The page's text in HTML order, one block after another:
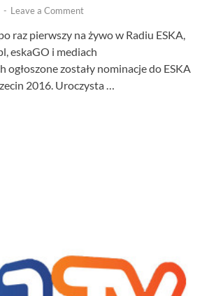
- Leave a Comment
raz pierwszy na żywo w Radiu ESKA,
eskaGO i mediach
ogłoszone zostały nominacje do ESKA
2016. Uroczysta …